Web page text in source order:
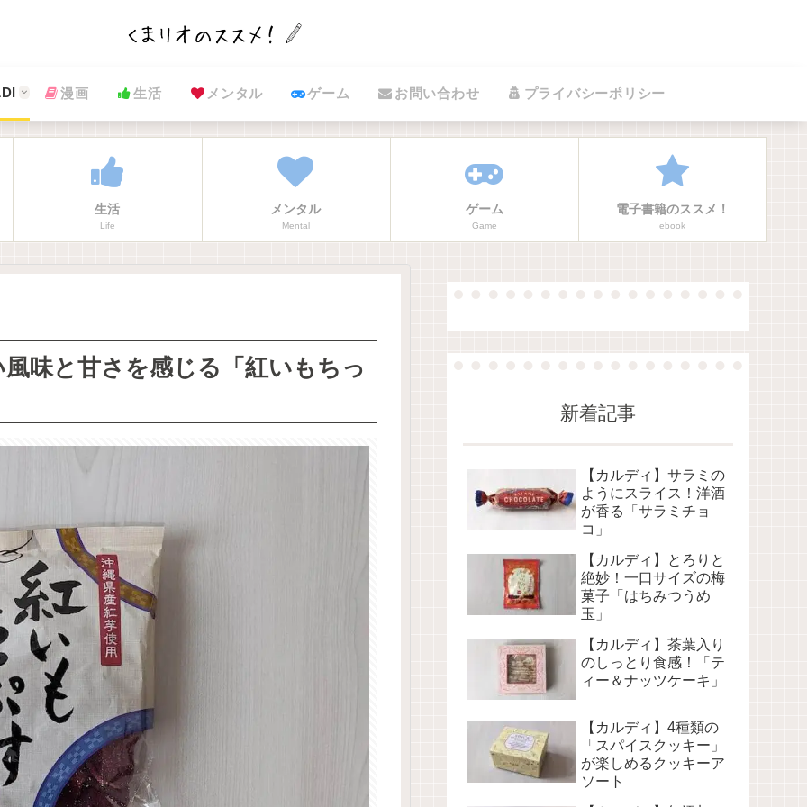
漫画 生活 メンタル ゲーム お問い合わせ プライバシーポリシー
生活
Life
メンタル
Mental
ゲーム
Game
電子書籍のススメ！
ebook
味と甘さを感じる「紅いもちっ
新着記事
【カルディ】サラミの
ようにスライス！洋酒
が香る「サラミチョ
コ」
【カルディ】とろりと
絶妙！一口サイズの梅
菓子「はちみつうめ
玉」
【カルディ】茶葉入り
のしっとり食感！「テ
ィー＆ナッツケーキ」
【カルディ】4種類の
「スパイスクッキー」
が楽しめるクッキーア
ソート